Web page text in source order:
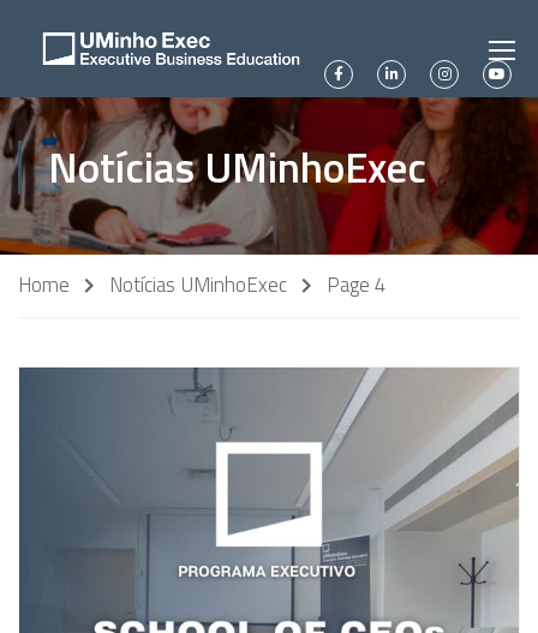
Notícias UMinhoExec
Home Notícias UMinhoExec Page 4